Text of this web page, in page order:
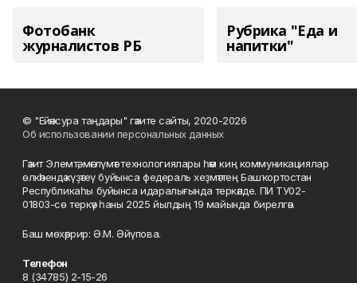
Фотобанк
журналистов РБ
Рубрика "Еда и
напитки"
© "Ейәнсура таңдары" гәзите сайты, 2020-2026
Об использовании персональных данных
Гәзит Элемтә, мәғлүмәт технологиялары һәм киң коммуникациялар
өлкәһендә күҙәтеү буйынса федераль хеҙмәттең Башҡортостан
Республикаһы буйынса идаралығында теркәлде. ПИ ТУ02-
01803-сө теркәү һаны 2025 йылдың 19 майында бирелгән.
Баш мөхәррир: Ә.М. Әйүпова.
Телефон
8 (34785) 2-15-26